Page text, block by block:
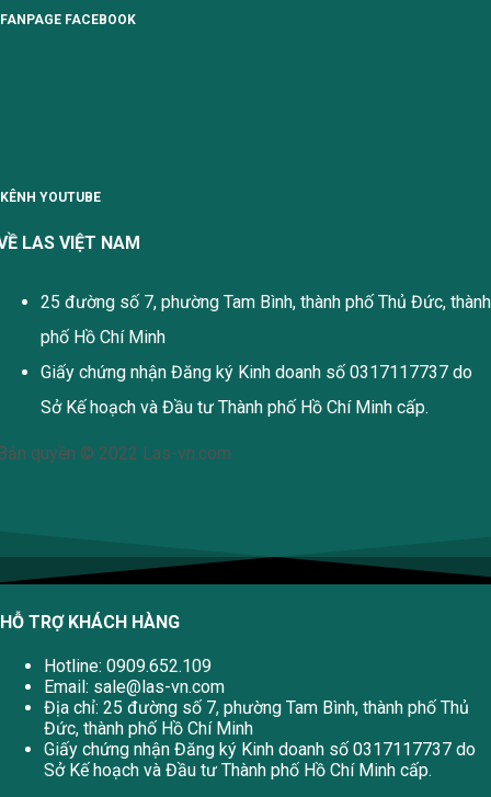
FANPAGE FACEBOOK
KÊNH YOUTUBE
LAS VIỆT NAM
25 đường số 7, phường Tam Bình, thành phố Thủ Đức, thành
phố Hồ Chí Minh
Giấy chứng nhận Đăng ký Kinh doanh số 0317117737 do
Sở Kế hoạch và Đầu tư Thành phố Hồ Chí Minh cấp.
quyền © 2022 Las-vn.com
HỖ TRỢ KHÁCH HÀNG
Hotline: 0909.652.109
Email: sale@las-vn.com
Địa chỉ: 25 đường số 7, phường Tam Bình, thành phố Thủ
Đức, thành phố Hồ Chí Minh
Giấy chứng nhận Đăng ký Kinh doanh số 0317117737 do
Sở Kế hoạch và Đầu tư Thành phố Hồ Chí Minh cấp.